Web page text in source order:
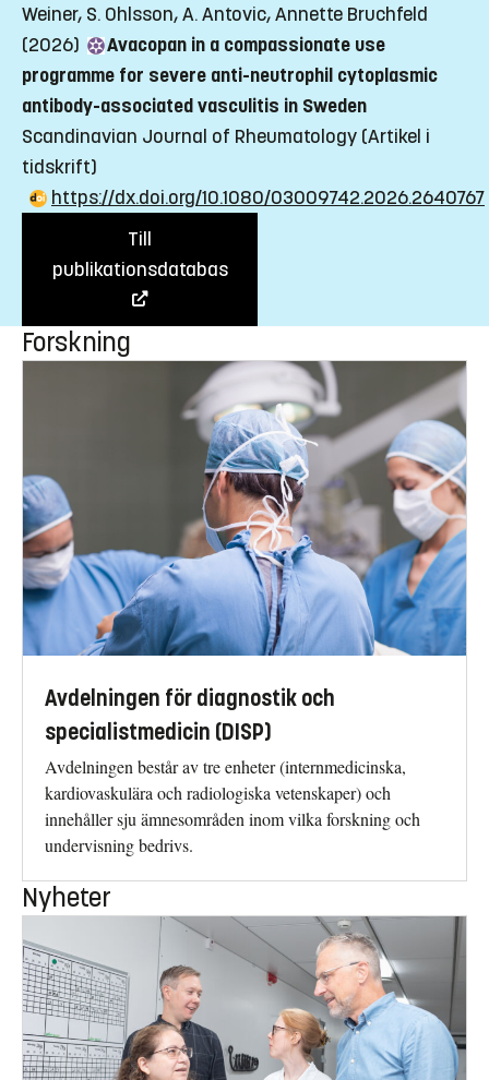
Weiner, S. Ohlsson, A. Antovic, Annette Bruchfeld
(2026)
Avacopan in a compassionate use
programme for severe anti-neutrophil cytoplasmic
antibody-associated vasculitis in Sweden
Scandinavian Journal of Rheumatology (Artikel i
tidskrift)
https://dx.doi.org/10.1080/03009742.2026.2640767
Till
publikationsdatabas
Forskning
Avdelningen för diagnostik och
specialistmedicin (DISP)
Avdelningen består av tre enheter (internmedicinska,
kardiovaskulära och radiologiska vetenskaper) och
innehåller sju ämnesområden inom vilka forskning och
undervisning bedrivs.
Nyheter